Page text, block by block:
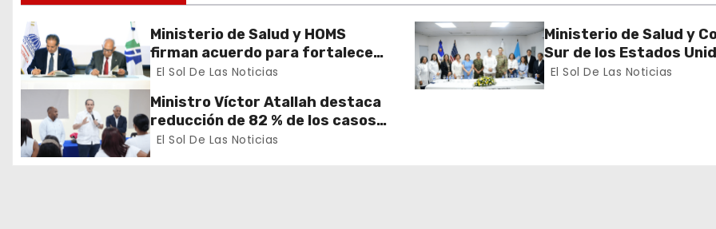
ó
n
d
e
e
Ministerio de Salud y HOMS
firman acuerdo para fortalecer
la prevención, diagnóstico y
virales
El Sol De Las Noticias
Ministerio de Salud y
Sur de los Estados
realizan misión médica
El Sol De Las Noticias
Ministro Víctor Atallah destaca
reducción de 82 % de los casos
de malaria en Azua durante
El Sol De Las Noticias